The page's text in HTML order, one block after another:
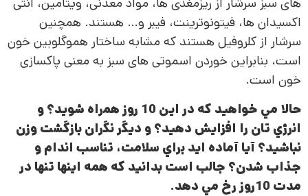
اکسیدان ها، فیتونوترینت، فیبر و… هستند. همچنین
سرشار از کلروفیل هستند که مشابه ساختار هموگلوبین خون
است، بنابراین خوردن اسموتی های سبز به معنی پاکسازی
خون است.
حالا مي خواهيد که در اين 10 روز همراه شويد؟ و
انرژي تان را افزايش دهيد؟ و ديگر نگران بازگشت وزن
نباشيد؟ آيا آماده ايد براي سلامت، تناسب اندام و
جذاب شدن؟ جالب است بدانيد که همه اينها تنها در
مدت 10روز رخ مي دهد.